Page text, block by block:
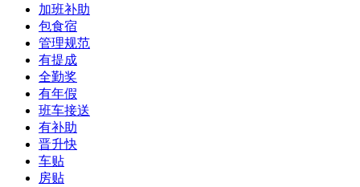
加班补助
包食宿
管理规范
有提成
全勤奖
有年假
班车接送
有补助
晋升快
车贴
房贴